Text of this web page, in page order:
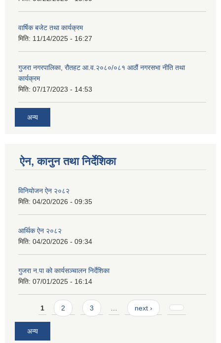
वार्षिक बजेट तथा कार्यक्रम
मिति: 11/14/2025 - 16:27
गुजरा नगरपालिका, रौतहट आ.व.२०८०/०८१ आठौं नगरसभा नीति तथा
कार्यक्रम
मिति: 07/17/2023 - 14:53
अन्य
ऐन, कानुन तथा निर्देशिका
विनियोजन ऐन २०८२
मिति: 04/20/2026 - 09:35
आर्थिक ऐन २०८२
मिति: 04/20/2026 - 09:34
गुजरा न.पा को कार्यसञ्चालन निर्देशिका
मिति: 07/01/2025 - 16:14
Pages
1 2 3 … next ›
अन्य